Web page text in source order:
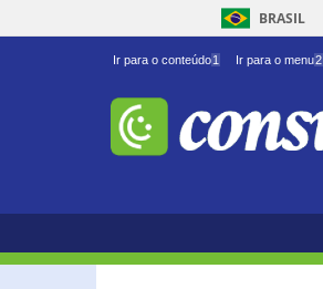
BRASIL
Ir para o conteúdo1 Ir para o menu2